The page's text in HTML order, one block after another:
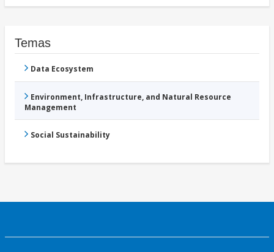
Temas
Data Ecosystem
Environment, Infrastructure, and Natural Resource
Management
Social Sustainability